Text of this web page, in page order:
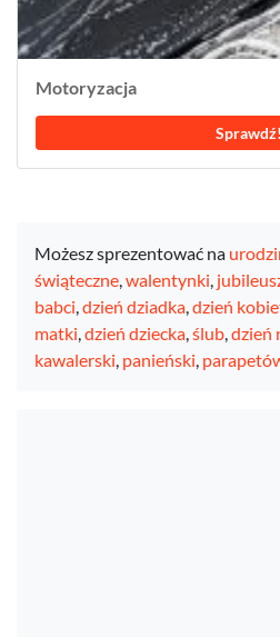
Motoryzacja
Sprawdź!
Możesz sprezentować na
świąteczne,walentynki,
babci,dzień dziadka,dzień
matki,dzień dziecka,ślub,dzień
kawalerski, panieński,